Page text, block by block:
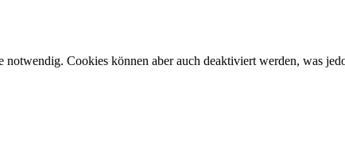
Cookies können aber auch deaktiviert werden, was